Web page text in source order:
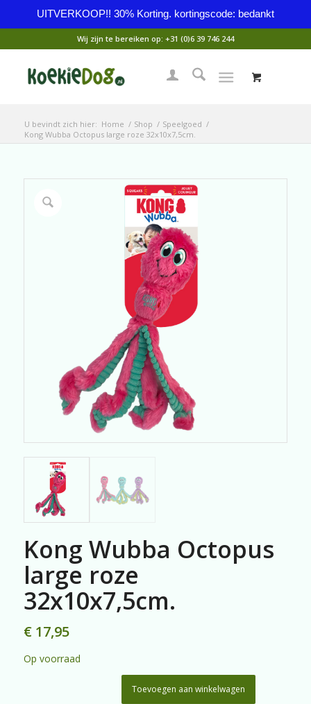
UITVERKOOP!! 30% Korting. kortingscode: bedankt
Wij zijn te bereiken op: +31 (0)6 39 746 244
U bevindt zich hier: Home / Shop / Speelgoed /
Kong Wubba Octopus large roze 32x10x7,5cm.
Kong Wubba Octopus
large roze
32x10x7,5cm.
€17,95
Op voorraad
Toevoegen aan winkelwagen